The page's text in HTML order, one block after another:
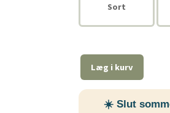
Sort
Læg i kurv
☀️ Slut